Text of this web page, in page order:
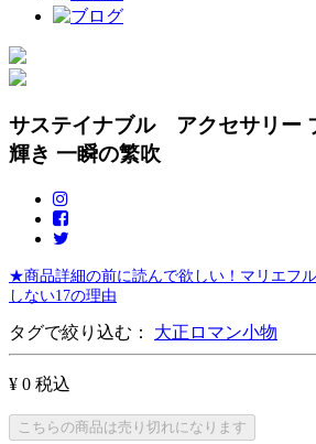
サステイナブル アクセサリー
輝き 一瞬の繁吹
★商品詳細の前に読んで欲しい！マリエフ
しない17の理由
タグで絞り込む： 大正ロマン小物
¥ 0 税込
こちらの商品は売り切れになります